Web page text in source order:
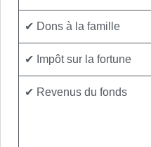
✔ Dons à la famille
✔ Impôt sur la fortune
✔ Revenus du fonds